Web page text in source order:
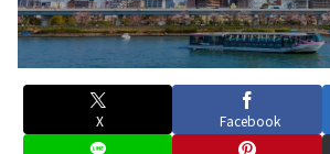
X Facebook